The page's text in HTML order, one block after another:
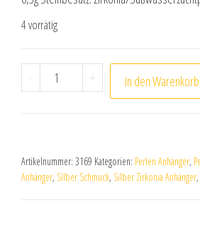
4 vorrätig
- Anhänger mit
+ In den Warenkorb
Artikelnummer: 3169 Kategorien: Perlen Anhänger,
Anhänger, Silber Schmuck, Silber Zirkonia Anhänger,